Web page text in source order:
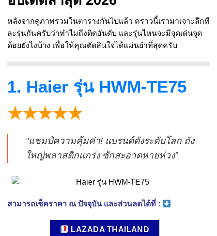
หลังจากดูภาพรวมในตารางกันไปแล้ว คราวนี้เรามาเจาะลึกที
ละรุ่นกันครับว่าทำไมถึงติดอันดับ และรุ่นไหนจะมีจุดเด่นจุด
ด้อยยังไงบ้าง เพื่อให้คุณตัดสินใจได้แม่นยำที่สุดครับ
1. Haier รุ่น HWM-TE75
★★★★★
“แชมป์ความคุ้มค่า! แบรนด์ดังระดับโลก ถัง
ใหญ่พลาสติกแกร่ง ซักสะอาดหายห่วง”
สามารถเช็คราคา ณ ปัจจุบัน และส่วนลดได้ที่ :
LAZADA THAILAND